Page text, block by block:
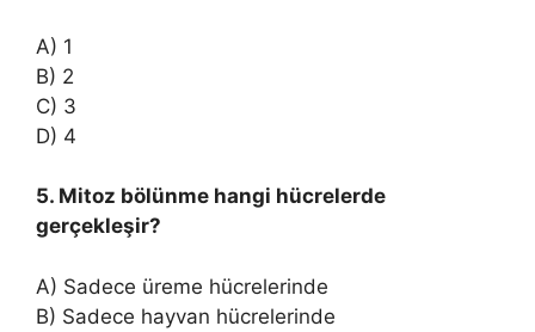
A) 1
B) 2
C) 3
D) 4
5. Mitoz bölünme hangi hücrelerde
gerçekleşir?
A) Sadece üreme hücrelerinde
B) Sadece hayvan hücrelerinde